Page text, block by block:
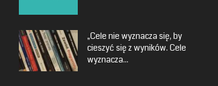
„Cele nie wyznacza się, by
cieszyć się z wyników. Cele
wyznacza...